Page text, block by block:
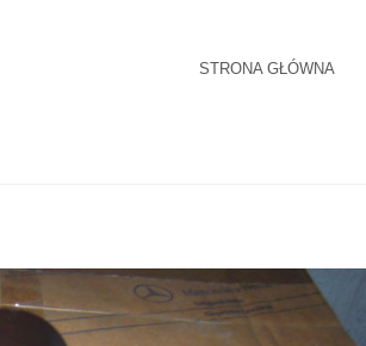
STRONA GŁÓWNA